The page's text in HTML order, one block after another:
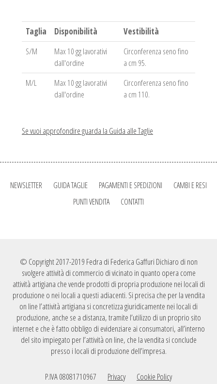
Taglia Disponibilità
Vestibilità
S/M
Max 10 gg lavorativi
dall'ordine
Circonferenza seno fino
a cm 95.
M/L
Max 10 gg lavorativi
dall'ordine
Circonferenza seno fino
a cm 110.
Se vuoi approfondire guarda la Guida alle Taglie
NEWSLETTER GUIDA TAGLIE PAGAMENTI E SPEDIZIONI
CAMBI E RESI
PUNTI VENDITA
CONTATTI
© Copyright 2017-2019 Fedra di Federica Gaffuri Dichiaro di non
svolgere attività di commercio di vicinato in quanto opera come
attività artigiana che vende prodotti di propria produzione nei locali di
produzione o nei locali a questi adiacenti. Si precisa che per la vendita
on line l’attività artigiana si concretizza giuridicamente nei locali di
produzione, anche se a distanza, tramite l’utilizzo di un proprio sito
internet e che è fatto obbligo di evidenziare ai consumatori, all’interno
del sito impiegato per l’attività on line, che la vendita si conclude
presso i locali di produzione dell’impresa.
P.IVA 08081710967 Privacy Cookie Policy